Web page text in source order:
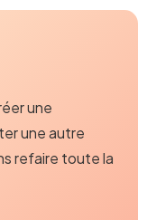
une
une autre
refaire toute la